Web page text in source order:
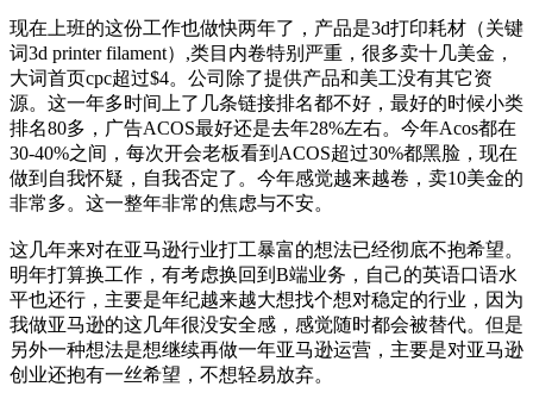
现在上班的这份工作也做快两年了，产品是3d打印耗材（关键
词3d printer filament）,类目内卷特别严重，很多卖十几美金，
大词首页cpc超过$4。公司除了提供产品和美工没有其它资
源。这一年多时间上了几条链接排名都不好，最好的时候小类
排名80多，广告ACOS最好还是去年28%左右。今年Acos都在
30-40%之间，每次开会老板看到ACOS超过30%都黑脸，现在
做到自我怀疑，自我否定了。今年感觉越来越卷，卖10美金的
非常多。这一整年非常的焦虑与不安。
这几年来对在亚马逊行业打工暴富的想法已经彻底不抱希望。
明年打算换工作，有考虑换回到B端业务，自己的英语口语水
平也还行，主要是年纪越来越大想找个想对稳定的行业，因为
我做亚马逊的这几年很没安全感，感觉随时都会被替代。但是
另外一种想法是想继续再做一年亚马逊运营，主要是对亚马逊
创业还抱有一丝希望，不想轻易放弃。